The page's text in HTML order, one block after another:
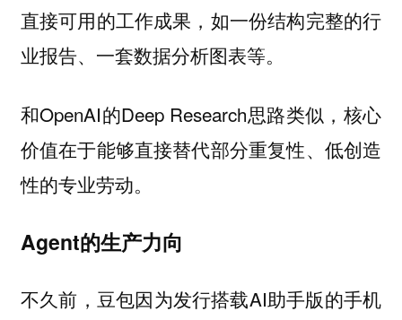
直接可用的工作成果，如一份结构完整的行
业报告、一套数据分析图表等。
和OpenAI的Deep Research思路类似，核心
价值在于能够直接替代部分重复性、低创造
性的专业劳动。
Agent的生产力向
不久前，豆包因为发行搭载AI助手版的手机